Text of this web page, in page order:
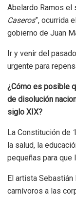
Abelardo Ramos el
Caseros”, ocurrida
gobierno de Juan
Ir y venir del
urgente para
¿Cómo es posible
de disolución
siglo XIX?
La Constitución de
la salud, la
pequeñas para que
El artista
carnívoros a las